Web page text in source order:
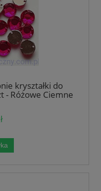
kryształki do
- Różowe Ciemne